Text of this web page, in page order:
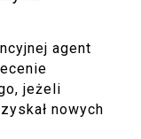
agent
jeżeli
nowych